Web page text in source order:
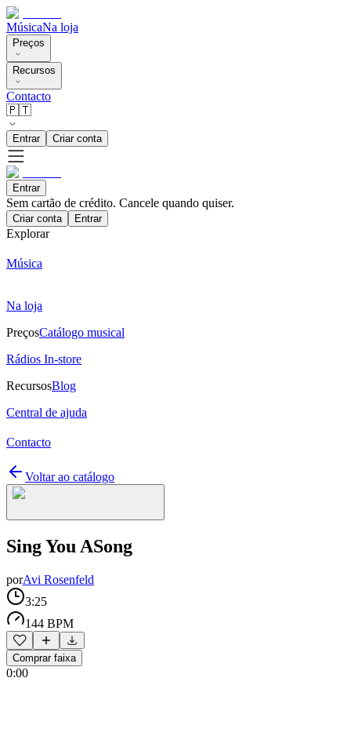
MúsicaNa loja
Preços
Recursos
Contacto
🇵🇹
Entrar Criar conta
Entrar
Sem cartão de crédito. Cancele quando quiser.
Criar conta Entrar
Explorar
Música
Na loja
PreçosCatálogo musical
Rádios In-store
RecursosBlog
Central de ajuda
Contacto
Voltar ao catálogo
Sing You ASong
porAvi Rosenfeld
3:25
144 BPM
Comprar faixa
0:00